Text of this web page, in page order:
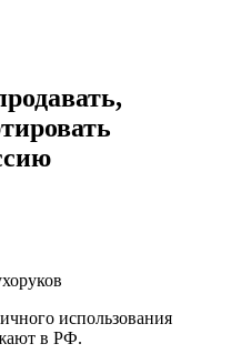
использования
в РФ.